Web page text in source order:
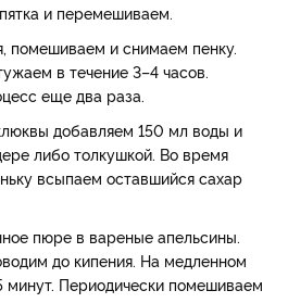
и перемешиваем.
помешиваем и снимаем пенку.
в течение 3–4 часов.
еще два раза.
добавляем 150 мл воды и
либо толкушкой. Во время
всыпаем оставшийся сахар
пюре в вареные апельсины.
до кипения. На медленном
минут. Периодически помешиваем